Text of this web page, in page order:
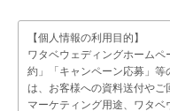
【個人情報の利用目的】
ワタベウェディングホーム
約」「キャンペーン応募」
は、お客様への資料送付や
マーケティング用途、ワタ